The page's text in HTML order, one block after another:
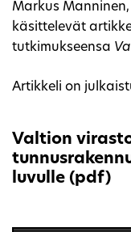
Markus
käsittelevät
tutkimukseensa
Artikkeli on
Valtion
luvulle (pdf)